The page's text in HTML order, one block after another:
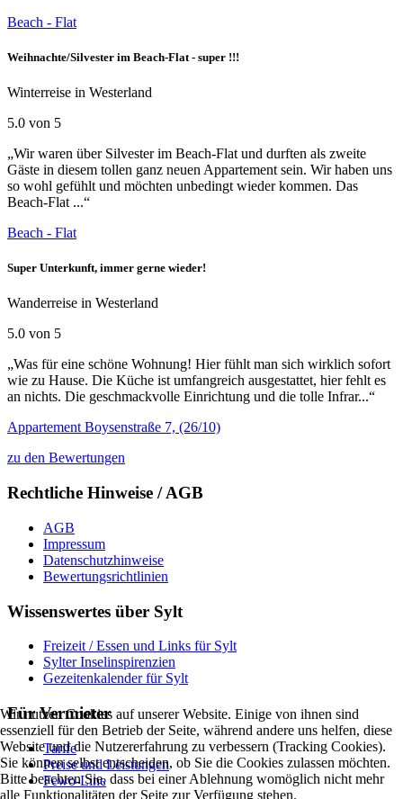
Beach - Flat
Weihnachte/Silvester im Beach-Flat - super !!!
Winterreise in Westerland
5.0 von 5
„Wir waren über Silvester im Beach-Flat und durften als zweite
Gäste in diesem tollen ganz neuen Appartement sein. Wir haben uns
so wohl gefühlt und möchten unbedingt wieder kommen. Das
Beach-Flat ...“
Beach - Flat
Super Unterkunft, immer gerne wieder!
Wanderreise in Westerland
5.0 von 5
„Was für eine schöne Wohnung! Hier fühlt man sich wirklich sofort
wie zu Hause. Die Küche ist umfangreich ausgestattet, hier fehlt es
an nichts. Die geschmackvolle Einrichtung und die tolle Infrar...“
Appartement Boysenstraße 7, (26/10)
zu den Bewertungen
Rechtliche Hinweise / AGB
AGB
Impressum
Datenschutzhinweise
Bewertungsrichtlinien
Wissenswertes über Sylt
Freizeit / Essen und Links für Sylt
Sylter Inselinspirenzien
Gezeitenkalender für Sylt
Für Vermieter
Tarife
Preise und Leistungen
Fewo-Line
Wir nutzen Cookies auf unserer Website. Einige von ihnen sind
essenziell für den Betrieb der Seite, während andere uns helfen, diese
Website und die Nutzererfahrung zu verbessern (Tracking Cookies).
Sie können selbst entscheiden, ob Sie die Cookies zulassen möchten.
Bitte beachten Sie, dass bei einer Ablehnung womöglich nicht mehr
alle Funktionalitäten der Seite zur Verfügung stehen.